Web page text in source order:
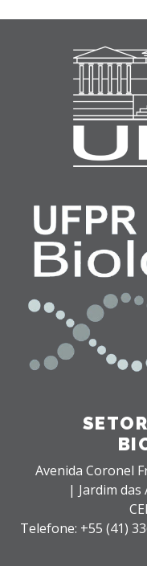
Avenida Coronel
| Jardim das
Telefone: +55 (41)